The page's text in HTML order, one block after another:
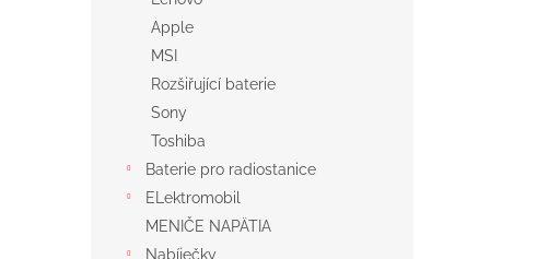
Apple
MSI
Rozšiřující baterie
Sony
Toshiba
Baterie pro radiostanice
ELektromobil
MENIČE NAPÄTIA
Nabíječky